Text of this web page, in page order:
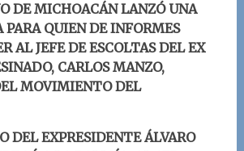
DE MICHOACÁN LANZÓ UNA
PARA QUIEN DE INFORMES
AL JEFE DE ESCOLTAS DEL EX
CARLOS MANZO,
MOVIMIENTO DEL
DEL EXPRESIDENTE ÁLVARO